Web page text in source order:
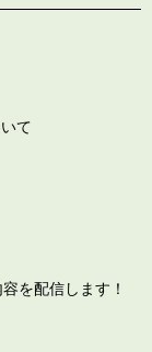
て
を配信します！